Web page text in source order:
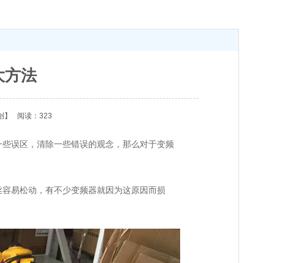
方法
阅读：323
误区，清除一些错误的观念，那么对于变频
易松动，有不少变频器就因为这原因而损